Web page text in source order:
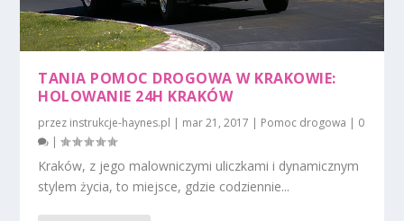
TANIA POMOC DROGOWA W KRAKOWIE:
HOLOWANIE 24H KRAKÓW
przez instrukcje-haynes.pl | mar 21, 2017 | Pomoc drogowa | 0
|
Kraków, z jego malowniczymi uliczkami i dynamicznym
stylem życia, to miejsce, gdzie codziennie...